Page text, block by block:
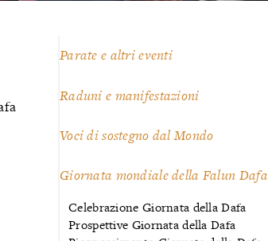
Parate e altri eventi
Raduni e manifestazioni
Voci di sostegno dal Mondo
Giornata mondiale della Falun Dafa
Celebrazione Giornata della Dafa
Prospettive Giornata della Dafa